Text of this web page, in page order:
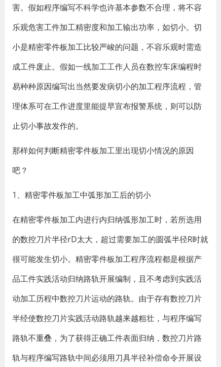
害。假如程序编写不科学也许基本参数不合理，将不容
乐观危害工件加工精密度和加工输出功率，如切小。切
小是精密零件板加工比较严峻的问题，不容乐观时需造
成工件废止。假如一线加工工作人员在数控车床编程时
易种种原因编写出当然要发病切小的加工程序流程，管
理体系可在工作进度里能提早宣布报警系统，则可以防
止切小事故发作的。
那样如何判断精密零件板加工里出现切小情况的原因
吧？
1、精密零件板加工中弧形加工后的切小
在精密零件板加工内进行内归纳弧形加工时，若所选用
的数控刀片半径rD太大，超过需要加工的圆弧半径R时就
很可能发生切小。精密零件板加工程序流程都是根据产
品工件实践活动归纳路轨开展编制，且不考虑到实践活
动加工历程中数控刀片运动的路轨。由于存有数控刀片
半经使数控刀片实践活动路轨越来越粗壮，与程序编写
路轨不重叠，为了获得正确工件表面归纳，数控刀片路
轨与程序编写路轨中间必须用刀具半径补偿命令开展设